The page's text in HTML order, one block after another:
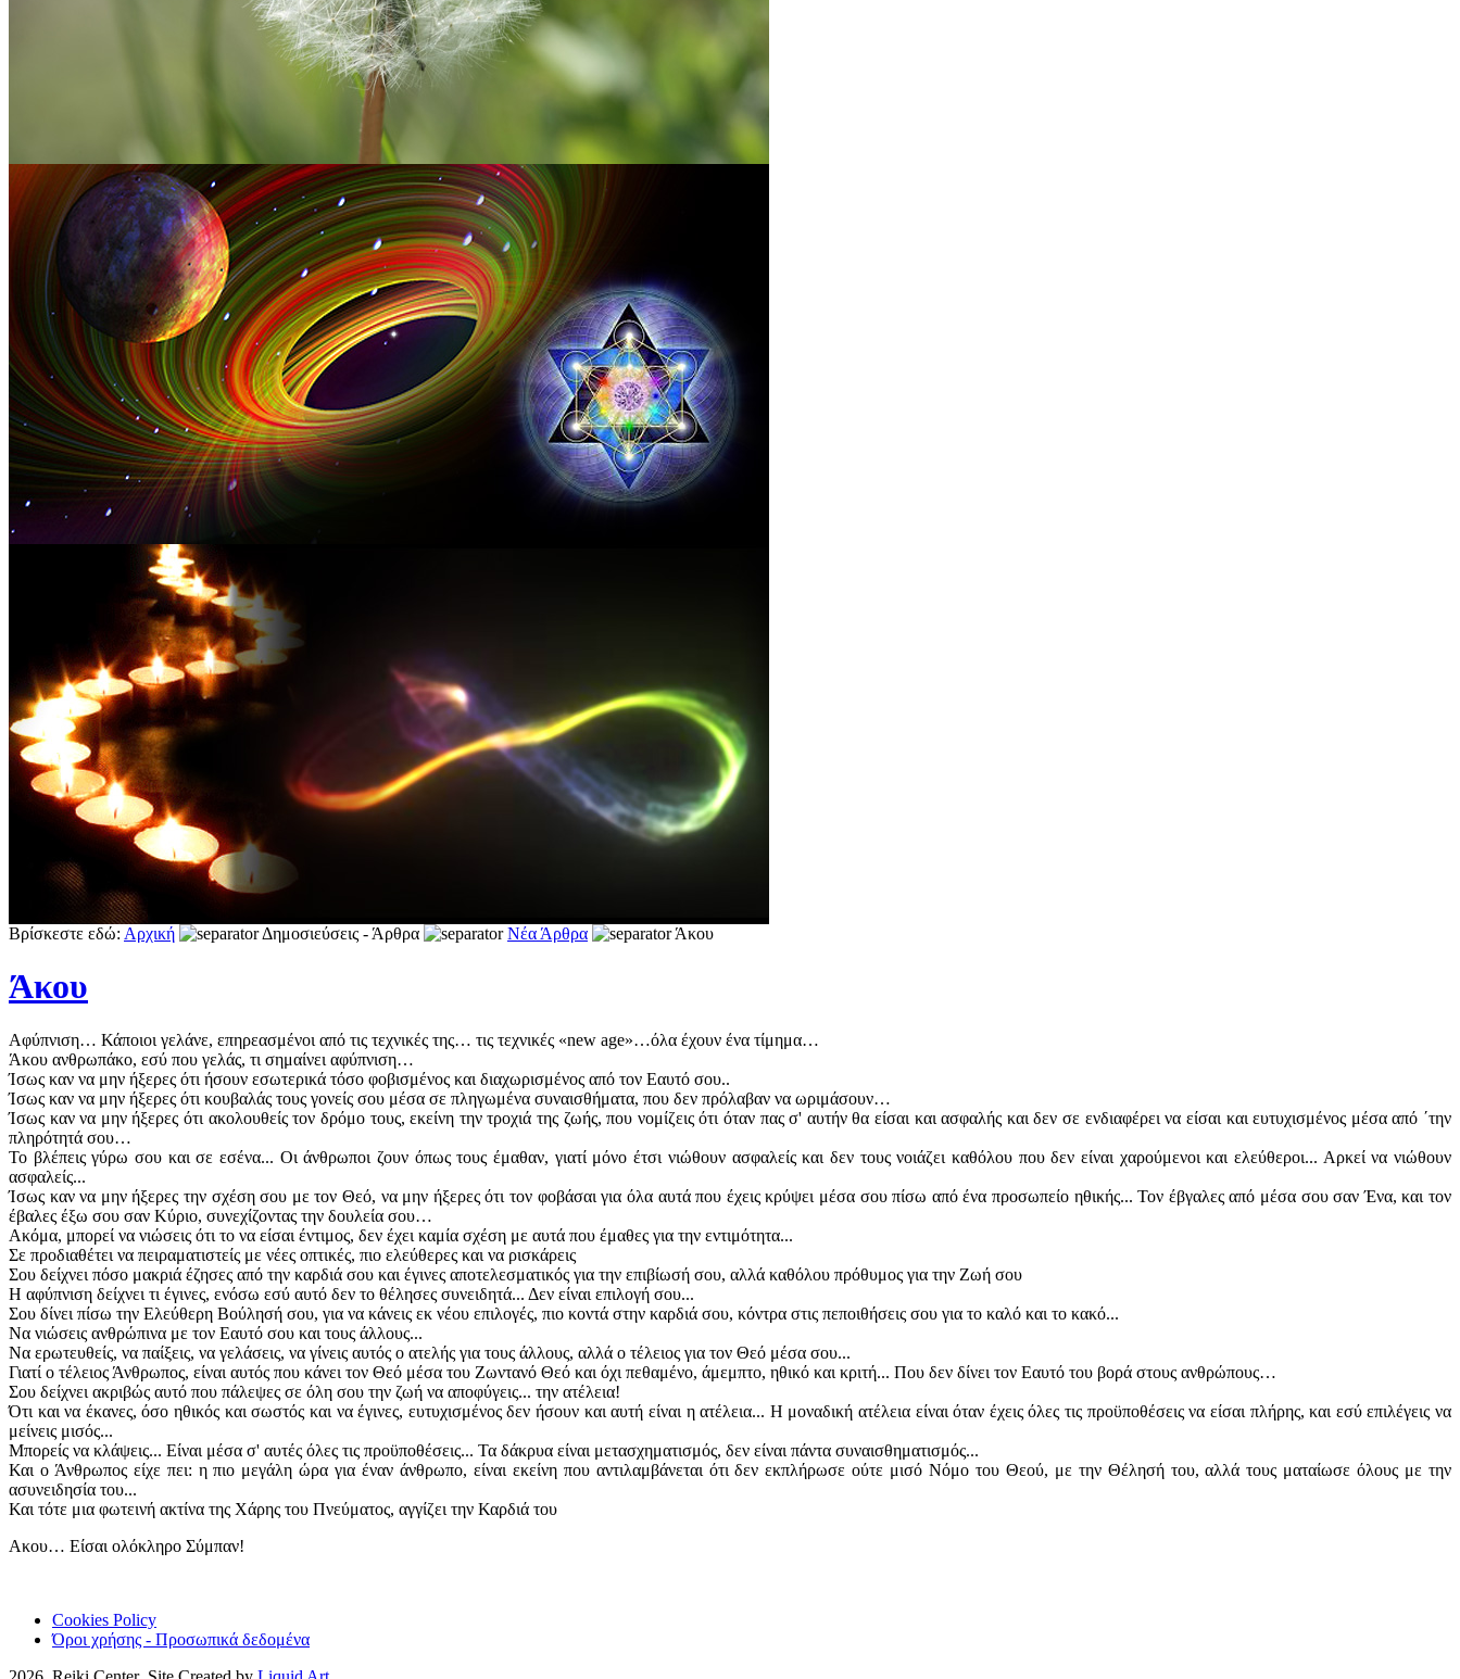
Βρίσκεστε εδώ: Αρχική Δημοσιεύσεις - Άρθρα Νέα Άρθρα Άκου
Άκου
Αφύπνιση… Κάποιοι γελάνε, επηρεασμένοι από τις τεχνικές της… τις τεχνικές «new age»…όλα έχουν ένα τίμημα…
Άκου ανθρωπάκο, εσύ που γελάς, τι σημαίνει αφύπνιση…
Ίσως καν να μην ήξερες ότι ήσουν εσωτερικά τόσο φοβισμένος και διαχωρισμένος από τον Εαυτό σου..
Ίσως καν να μην ήξερες ότι κουβαλάς τους γονείς σου μέσα σε πληγωμένα συναισθήματα, που δεν πρόλαβαν να ωριμάσουν…
Ίσως καν να μην ήξερες ότι ακολουθείς τον δρόμο τους, εκείνη την τροχιά της ζωής, που νομίζεις ότι όταν πας σ' αυτήν θα είσαι και ασφαλής και δεν σε ενδιαφέρει να είσαι και ευτυχισμένος μέσα από ΄την
πληρότητά σου…
Το βλέπεις γύρω σου και σε εσένα... Οι άνθρωποι ζουν όπως τους έμαθαν, γιατί μόνο έτσι νιώθουν ασφαλείς και δεν τους νοιάζει καθόλου που δεν είναι χαρούμενοι και ελεύθεροι... Αρκεί να νιώθουν
ασφαλείς...
Ίσως καν να μην ήξερες την σχέση σου με τον Θεό, να μην ήξερες ότι τον φοβάσαι για όλα αυτά που έχεις κρύψει μέσα σου πίσω από ένα προσωπείο ηθικής... Τον έβγαλες από μέσα σου σαν Ένα, και τον
έβαλες έξω σου σαν Κύριο, συνεχίζοντας την δουλεία σου…
Ακόμα, μπορεί να νιώσεις ότι το να είσαι έντιμος, δεν έχει καμία σχέση με αυτά που έμαθες για την εντιμότητα...
Σε προδιαθέτει να πειραματιστείς με νέες οπτικές, πιο ελεύθερες και να ρισκάρεις
Σου δείχνει πόσο μακριά έζησες από την καρδιά σου και έγινες αποτελεσματικός για την επιβίωσή σου, αλλά καθόλου πρόθυμος για την Ζωή σου
Η αφύπνιση δείχνει τι έγινες, ενόσω εσύ αυτό δεν το θέλησες συνειδητά... Δεν είναι επιλογή σου...
Σου δίνει πίσω την Ελεύθερη Βούλησή σου, για να κάνεις εκ νέου επιλογές, πιο κοντά στην καρδιά σου, κόντρα στις πεποιθήσεις σου για το καλό και το κακό...
Να νιώσεις ανθρώπινα με τον Εαυτό σου και τους άλλους...
Να ερωτευθείς, να παίξεις, να γελάσεις, να γίνεις αυτός ο ατελής για τους άλλους, αλλά ο τέλειος για τον Θεό μέσα σου...
Γιατί ο τέλειος Άνθρωπος, είναι αυτός που κάνει τον Θεό μέσα του Ζωντανό Θεό και όχι πεθαμένο, άμεμπτο, ηθικό και κριτή... Που δεν δίνει τον Εαυτό του βορά στους ανθρώπους…
Σου δείχνει ακριβώς αυτό που πάλεψες σε όλη σου την ζωή να αποφύγεις... την ατέλεια!
Ότι και να έκανες, όσο ηθικός και σωστός και να έγινες, ευτυχισμένος δεν ήσουν και αυτή είναι η ατέλεια... Η μοναδική ατέλεια είναι όταν έχεις όλες τις προϋποθέσεις να είσαι πλήρης, και εσύ επιλέγεις να
μείνεις μισός...
Μπορείς να κλάψεις... Είναι μέσα σ' αυτές όλες τις προϋποθέσεις... Τα δάκρυα είναι μετασχηματισμός, δεν είναι πάντα συναισθηματισμός...
Και ο Άνθρωπος είχε πει: η πιο μεγάλη ώρα για έναν άνθρωπο, είναι εκείνη που αντιλαμβάνεται ότι δεν εκπλήρωσε ούτε μισό Νόμο του Θεού, με την Θέλησή του, αλλά τους ματαίωσε όλους με την
ασυνειδησία του...
Και τότε μια φωτεινή ακτίνα της Χάρης του Πνεύματος, αγγίζει την Καρδιά του
Ακου… Είσαι ολόκληρο Σύμπαν!
Cookies Policy
Όροι χρήσης - Προσωπικά δεδομένα